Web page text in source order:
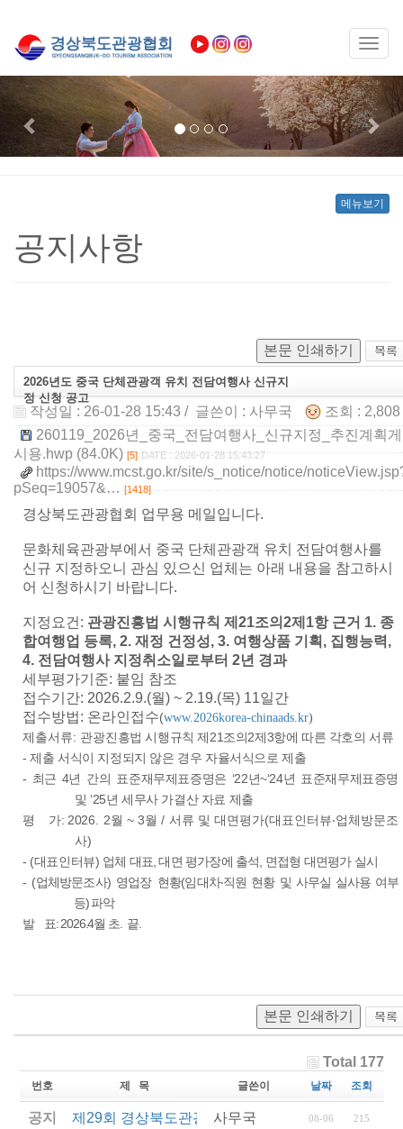
Previous
메뉴보기
공지사항
본문 인쇄하기
2026년도 중국 단체관광객 유치 전담여행사 신규지
정 신청 공고
작성일 : 26-01-28 15:43 / 글쓴이 : 사무국
조회 :
260119_2026년_중국_전담여행사_신규지정_추진계획게
시용.hwp (84.0K) [5] DATE : 2026-01-28 15:43:27
https://www.mcst.go.kr/site/s_notice/notice/
pSeq=19057&… [1418]
경상북도관광협회 업무용 메일입니다.
문화체육관광부에서 중국 단체관광객 유치 전담여행사를
신규 지정하오니 관심 있으신 업체는 아래 내용을 참고하시
어 신청하시기 바랍니다.
지정요건: 관광진흥법 시행규칙 제21조의2제1항 근거 1. 종
합여행업 등록, 2. 재정 건정성, 3. 여행상품 기획, 집행능력,
4. 전담여행사 지정취소일로부터 2년 경과
세부평가기준: 붙임 참조
접수기간: 2026.2.9.(월) ~ 2.19.(목) 11일간
접수방법: 온라인접수(www.2026korea-chinaads.kr)
제출서류: 관광진흥법 시행규칙 제21조의2제3항에 따른 각호의 서류
-제출 서식이 지정되지 않은 경우 자율서식으로 제출
- 최근 4년 간의 표준재무제표증명은 ‘22년~‘24년 표준재무제표증명
및 ‘25년 세무사 가결산 자료 제출
평 가: 2026. 2월 ~ 3월/ 서류 및 대면평가(대표인터뷰‧업체방문조
사)
- (대표인터뷰) 업체 대표 ,대면 평가장에 출석 면접형 대면평가 실시
- (업체방문조사) 영업장 현황(임대차‧직원 현황 및 사무실 실사용 여부
등)파악
발 표: 2026.4월 초. 끝.
본문 인쇄하기
Total 177
번호 제 목 글쓴이 날짜 조회
공지 제29회 경상북도관광기념품공모전 결과발표
사무국 08-06 215